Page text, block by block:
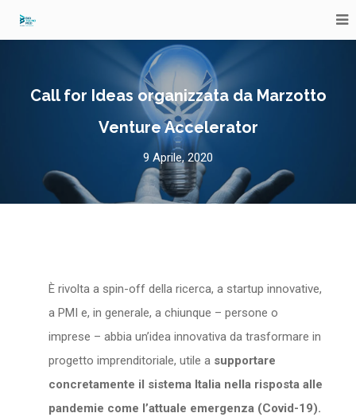
Call for Ideas organizzata da Marzotto
Venture Accelerator
9 Aprile, 2020
È rivolta a spin-off della ricerca, a startup innovative,
a PMI e, in generale, a chiunque – persone o
imprese – abbia un’idea innovativa da trasformare in
progetto imprenditoriale, utile a supportare
concretamente il sistema Italia nella risposta alle
pandemie come l’attuale emergenza (Covid-19).